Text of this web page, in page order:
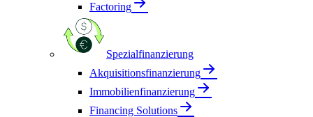
Factoring
Spezialfinanzierung
Akquisitionsfinanzierung
Immobilienfinanzierung
Financing Solutions